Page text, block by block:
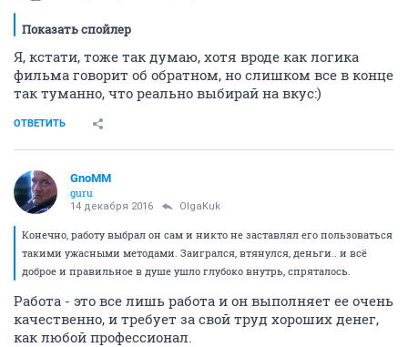
Показать спойлер
Я, кстати, тоже так думаю, хотя вроде как логика
фильма говорит об обратном, но слишком все в конце
так туманно, что реально выбирай на вкус:)
ОТВЕТИТЬ
GnoMM
guru
14 декабря 2016 OlgaKuk
Конечно, работу выбрал он сам и никто не заставлял его пользоваться
такими ужасными методами. Заигрался, втянулся, деньги.. и всё
доброе и правильное в душе ушло глубоко внутрь, спряталось.
Работа - это все лишь работа и он выполняет ее очень
качественно, и требует за свой труд хороших денег,
как любой профессионал.